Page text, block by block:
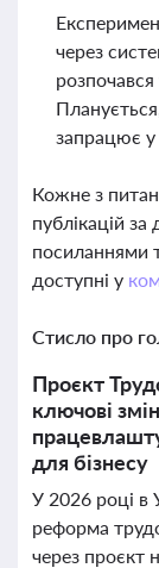
через
запрацює у
Кожне з
публікацій
посиланнями
доступні у
Стисло про
Проєкт
ключові
для бізнесу
У 2026 році в
реформа
через проєкт